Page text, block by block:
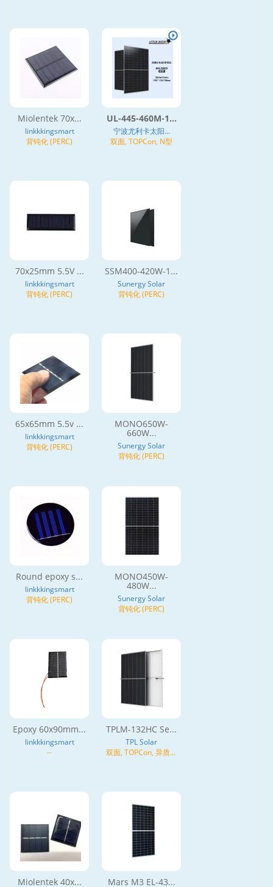
Miolentek 70x...
linkkkingsmart
背钝化 (PERC)
UL-445-460M-1...
宁波尤利卡太阳...
双面, TOPCon, N型
70x25mm 5.5V ...
linkkkingsmart
背钝化 (PERC)
SSM400-420W-1...
Sunergy Solar
背钝化 (PERC)
65x65mm 5.5v ...
linkkkingsmart
背钝化 (PERC)
MONO650W-
660W...
Sunergy Solar
背钝化 (PERC)
Round epoxy s...
linkkkingsmart
背钝化 (PERC)
MONO450W-
480W...
Sunergy Solar
背钝化 (PERC)
Epoxy 60x90mm...
linkkkingsmart
--
TPLM-132HC Se...
TPL Solar
双面, TOPCon, 异质结
Miolentek 40x... Mars M3 EL-43...